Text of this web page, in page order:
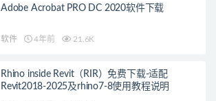
Adobe Acrobat PRO DC 2020软件下载
软件 4年前 21.6K
Rhino inside Revit（RIR）免费下载-适配
Revit2018-2025及rhino7-8使用教程说明